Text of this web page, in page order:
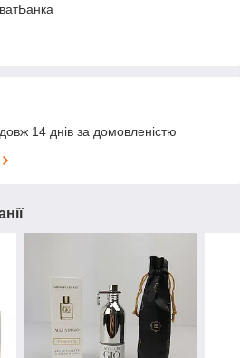
14 днів за домовленістю